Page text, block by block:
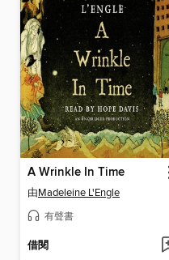
A Wrinkle In Time
由Madeleine L'Engle
有聲書
借閱